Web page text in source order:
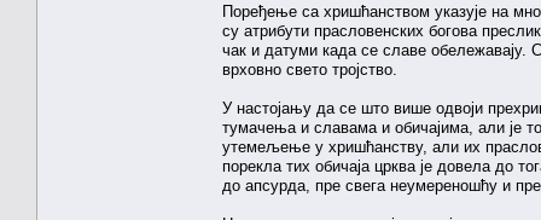
Поређење са хришћанством указује на
су атрибути прасловенских богова
чак и датуми када се славе обележавају.
врховно свето тројство.
У настојању да се што више одвоји
тумачења и славама и обичајима, али је
утемељење у хришћанству, али их
порекла тих обичаја црква је довела до
до апсурда, пре свега неумереношћу и